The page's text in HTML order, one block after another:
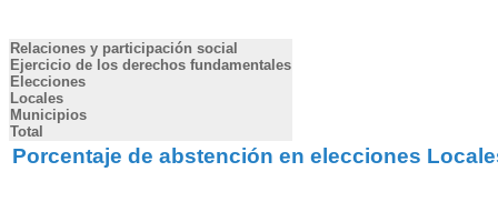
Relaciones y participación social
Ejercicio de los derechos fundamentales
Elecciones
Locales
Municipios
Total
Porcentaje de abstención en elecciones